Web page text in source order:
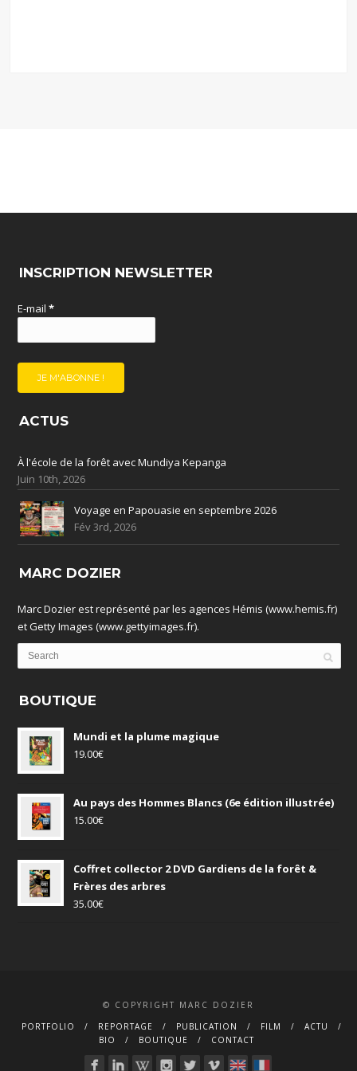
INSCRIPTION NEWSLETTER
E-mail*
ACTUS
À l'école de la forêt avec Mundiya Kepanga
Juin 10th, 2026
Voyage en Papouasie en septembre 2026
Fév 3rd, 2026
MARC DOZIER
Marc Dozier est représenté par les agences Hémis (www.hemis.fr)
et Getty Images (www.gettyimages.fr).
BOUTIQUE
Mundi et la plume magique
19.00€
Au pays des Hommes Blancs (6e édition illustrée)
15.00€
Coffret collector 2 DVD Gardiens de la forêt &
Frères des arbres
35.00€
© COPYRIGHT MARC DOZIER
PORTFOLIO
REPORTAGE PUBLICATION FILM
ACTU
BIO
BOUTIQUE CONTACT